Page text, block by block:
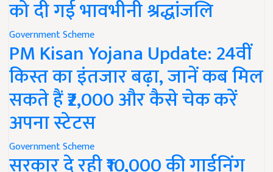
को दी गई भावभीनी श्रद्धांजलि
Government Scheme
PM Kisan Yojana Update: 24वीं
किस्त का इंतजार बढ़ा, जानें कब मिल
सकते हैं ₹2,000 और कैसे चेक करें
अपना स्टेटस
Government Scheme
सरकार दे रही ₹10,000 की गार्डनिंग